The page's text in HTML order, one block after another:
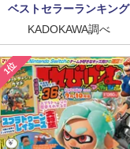
ベストセラーランキング
KADOKAWA調べ
1位